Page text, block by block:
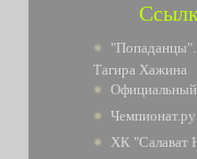
"Попаданцы".
Тагира Хажина
Чемпионат.ру
ХК "Салават